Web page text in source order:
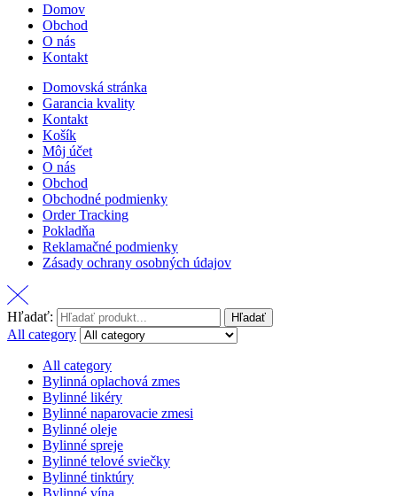
Domov
Obchod
O nás
Kontakt
Domovská stránka
Garancia kvality
Kontakt
Košík
Môj účet
O nás
Obchod
Obchodné podmienky
Order Tracking
Pokladňa
Reklamačné podmienky
Zásady ochrany osobných údajov
Hľadať: Hľadať
All category
All category
Bylinná oplachová zmes
Bylinné likéry
Bylinné naparovacie zmesi
Bylinné oleje
Bylinné spreje
Bylinné telové sviečky
Bylinné tinktúry